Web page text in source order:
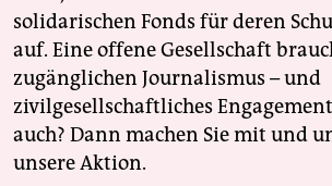
solidarischen Fonds für deren
auf. Eine offene Gesellschaft
zugänglichen Journalismus – und
zivilgesellschaftliches
auch? Dann machen Sie mit und
unsere Aktion.